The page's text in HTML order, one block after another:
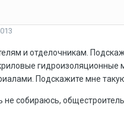
и отделочникам.
Подскажите мне
собираюсь,